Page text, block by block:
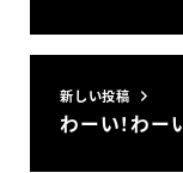
新しい投稿
わーい！わー